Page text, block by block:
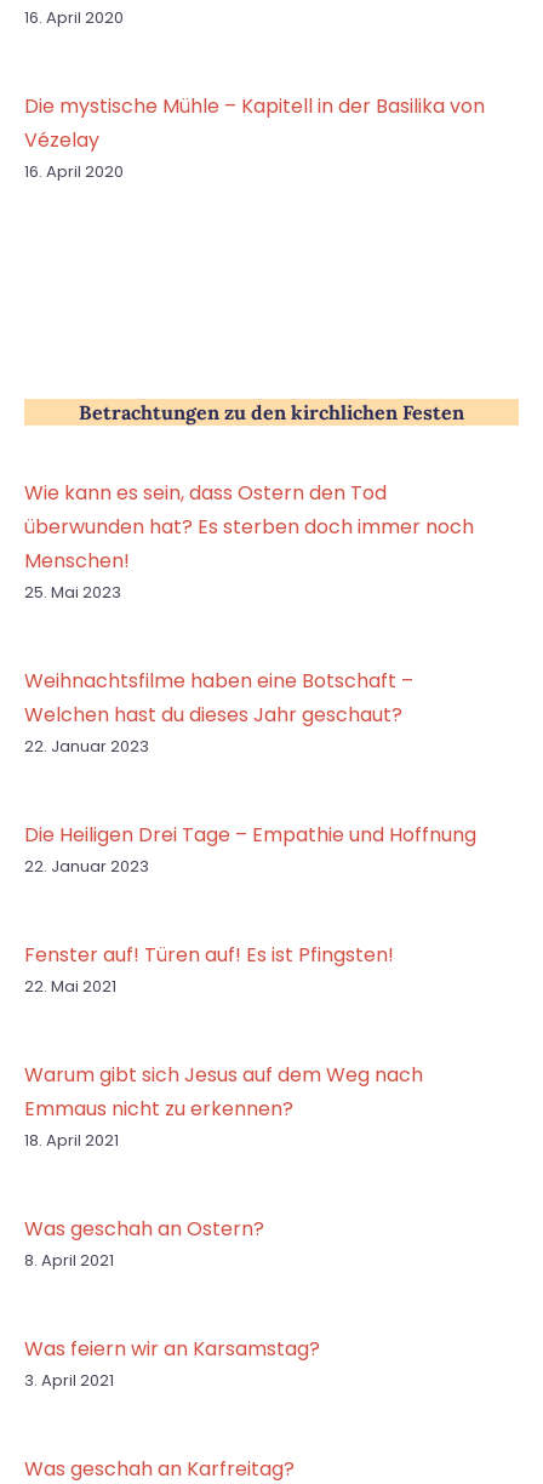
16. April 2020
Die mystische Mühle – Kapitell in der Basilika von
Vézelay
16. April 2020
Betrachtungen zu den kirchlichen Festen
Wie kann es sein, dass Ostern den Tod
überwunden hat? Es sterben doch immer noch
Menschen!
25. Mai 2023
Weihnachtsfilme haben eine Botschaft –
Welchen hast du dieses Jahr geschaut?
22. Januar 2023
Die Heiligen Drei Tage – Empathie und Hoffnung
22. Januar 2023
Fenster auf! Türen auf! Es ist Pfingsten!
22. Mai 2021
Warum gibt sich Jesus auf dem Weg nach
Emmaus nicht zu erkennen?
18. April 2021
Was geschah an Ostern?
8. April 2021
Was feiern wir an Karsamstag?
3. April 2021
Was geschah an Karfreitag?